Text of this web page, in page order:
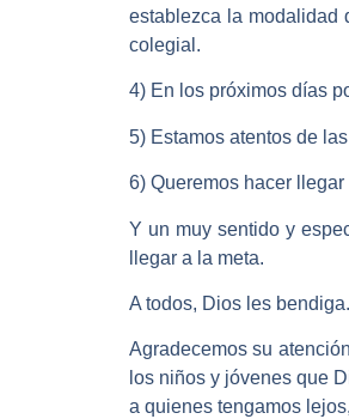
establezca la modalidad
colegial.
4) En los próximos días
5) Estamos atentos de
6) Queremos hacer
Y un muy sentido y
llegar a la meta.
A todos, Dios les bendiga.
Agradecemos su
los niños y jóvenes que
a quienes tengamos